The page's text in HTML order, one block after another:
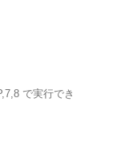
で実行でき